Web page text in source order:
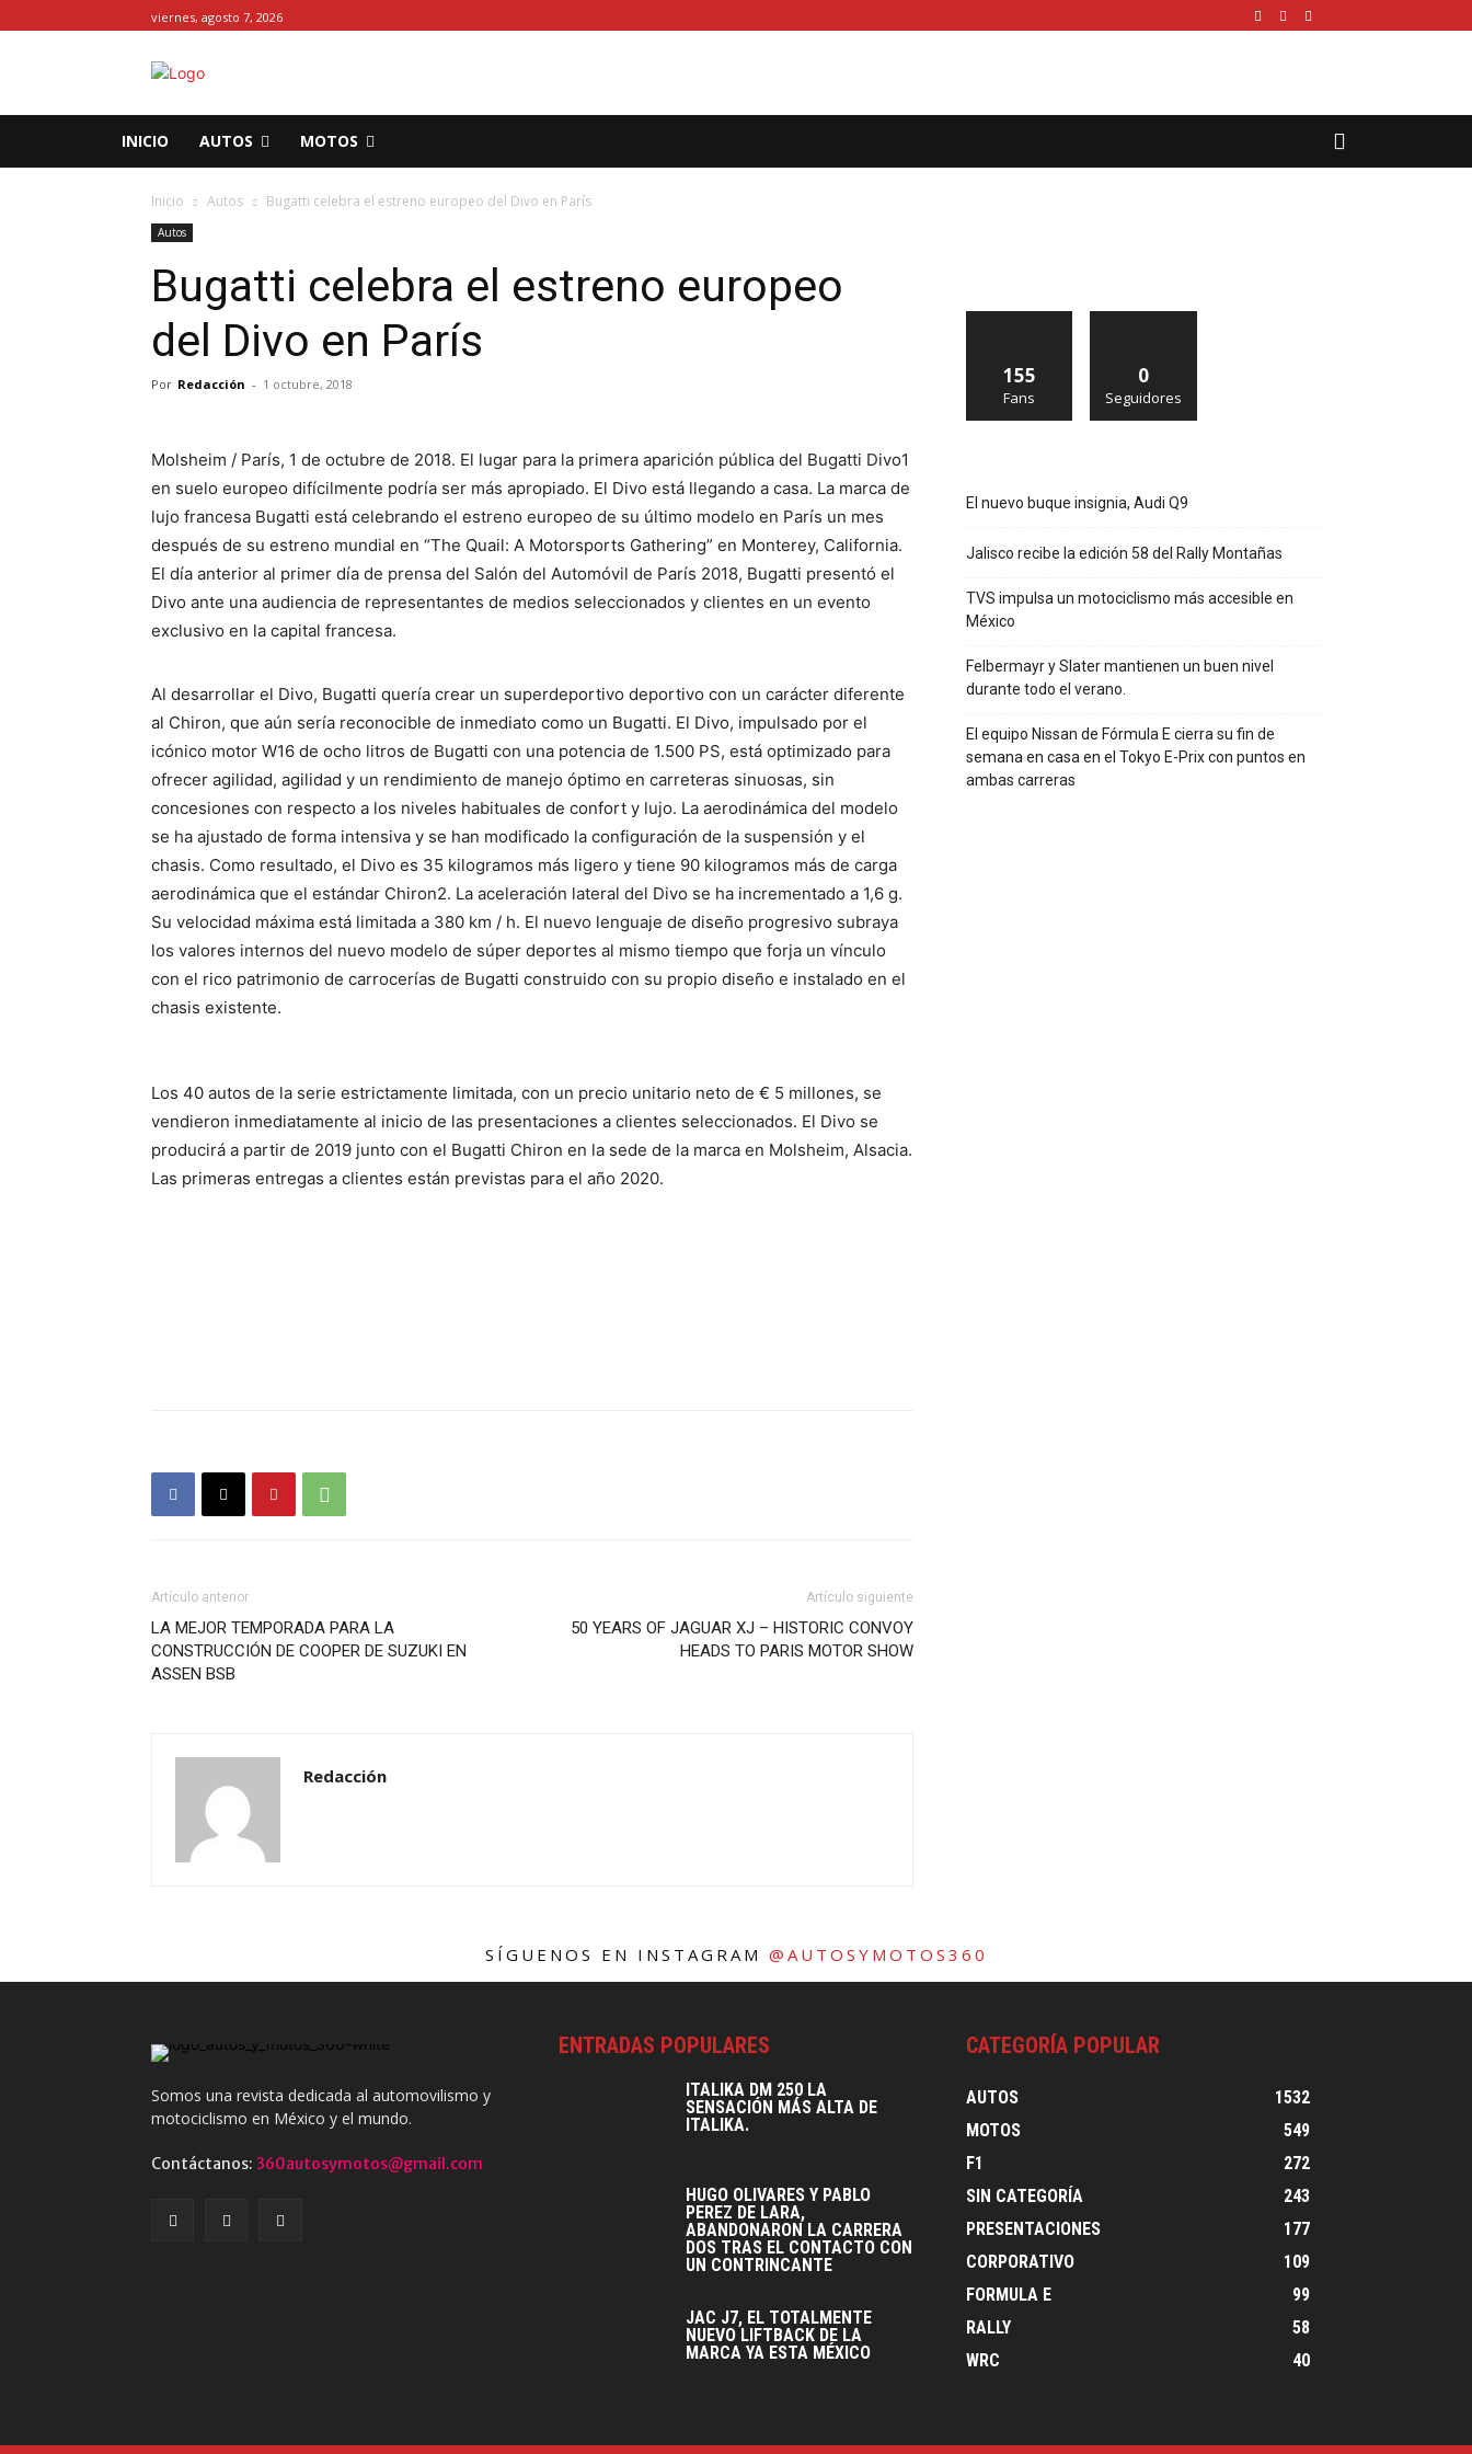
viernes, agosto 7, 2026
INICIO AUTOS MOTOS
Inicio Autos Bugatti celebra el estreno europeo del Divo en París
Autos
Bugatti celebra el estreno europeo
del Divo en París
Por Redacción - 1 octubre, 2018
Molsheim / París, 1 de octubre de 2018. El lugar para la primera aparición pública del Bugatti Divo1
en suelo europeo difícilmente podría ser más apropiado. El Divo está llegando a casa. La marca de
lujo francesa Bugatti está celebrando el estreno europeo de su último modelo en París un mes
después de su estreno mundial en “The Quail: A Motorsports Gathering” en Monterey, California.
El día anterior al primer día de prensa del Salón del Automóvil de París 2018, Bugatti presentó el
Divo ante una audiencia de representantes de medios seleccionados y clientes en un evento
exclusivo en la capital francesa.
Al desarrollar el Divo, Bugatti quería crear un superdeportivo deportivo con un carácter diferente
al Chiron, que aún sería reconocible de inmediato como un Bugatti. El Divo, impulsado por el
icónico motor W16 de ocho litros de Bugatti con una potencia de 1.500 PS, está optimizado para
ofrecer agilidad, agilidad y un rendimiento de manejo óptimo en carreteras sinuosas, sin
concesiones con respecto a los niveles habituales de confort y lujo. La aerodinámica del modelo
se ha ajustado de forma intensiva y se han modificado la configuración de la suspensión y el
chasis. Como resultado, el Divo es 35 kilogramos más ligero y tiene 90 kilogramos más de carga
aerodinámica que el estándar Chiron2. La aceleración lateral del Divo se ha incrementado a 1,6 g.
Su velocidad máxima está limitada a 380 km / h. El nuevo lenguaje de diseño progresivo subraya
los valores internos del nuevo modelo de súper deportes al mismo tiempo que forja un vínculo
con el rico patrimonio de carrocerías de Bugatti construido con su propio diseño e instalado en el
chasis existente.
Los 40 autos de la serie estrictamente limitada, con un precio unitario neto de € 5 millones, se
vendieron inmediatamente al inicio de las presentaciones a clientes seleccionados. El Divo se
producirá a partir de 2019 junto con el Bugatti Chiron en la sede de la marca en Molsheim, Alsacia.
Las primeras entregas a clientes están previstas para el año 2020.
Artículo anterior
LA MEJOR TEMPORADA PARA LA
CONSTRUCCIÓN DE COOPER DE SUZUKI EN
ASSEN BSB
Artículo siguiente
50 YEARS OF JAGUAR XJ – HISTORIC CONVOY
HEADS TO PARIS MOTOR SHOW
Redacción
155
Fans
0
Seguidores
El nuevo buque insignia, Audi Q9
Jalisco recibe la edición 58 del Rally Montañas
TVS impulsa un motociclismo más accesible en
México
Felbermayr y Slater mantienen un buen nivel
durante todo el verano.
El equipo Nissan de Fórmula E cierra su fin de
semana en casa en el Tokyo E-Prix con puntos en
ambas carreras
SÍGUENOS EN INSTAGRAM @AUTOSYMOTOS360
Somos una revista dedicada al automovilismo y
motociclismo en México y el mundo.
Contáctanos: 360autosymotos@gmail.com
ENTRADAS POPULARES
ITALIKA DM 250 LA
SENSACIÓN MÁS ALTA DE
ITALIKA.
HUGO OLIVARES Y PABLO
PEREZ DE LARA,
ABANDONARON LA CARRERA
DOS TRAS EL CONTACTO CON
UN CONTRINCANTE
JAC J7, EL TOTALMENTE
NUEVO LIFTBACK DE LA
MARCA YA ESTA MÉXICO
CATEGORÍA POPULAR
AUTOS
1532
MOTOS
549
F1
272
SIN CATEGORÍA
243
PRESENTACIONES
177
CORPORATIVO
109
FORMULA E
99
RALLY
58
WRC
40